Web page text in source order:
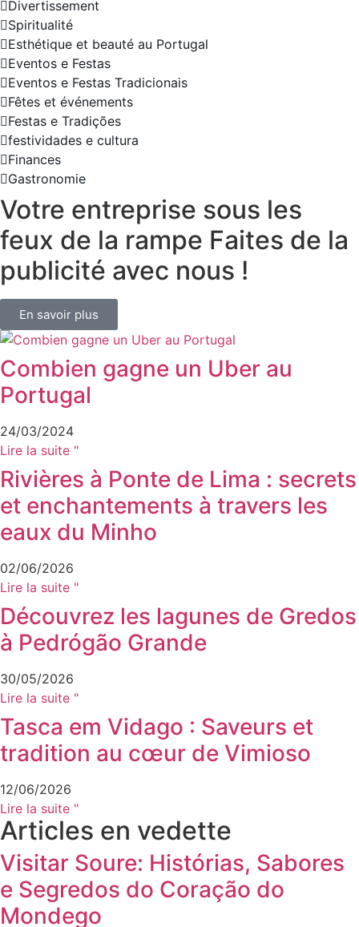
Divertissement
Spiritualité
Esthétique et beauté au Portugal
Eventos e Festas
Eventos e Festas Tradicionais
Fêtes et événements
Festas e Tradições
festividades e cultura
Finances
Gastronomie
Votre entreprise sous les
feux de la rampe Faites de la
publicité avec nous !
En savoir plus
Combien gagne un Uber au
Portugal
24/03/2024
Lire la suite "
Rivières à Ponte de Lima : secrets
et enchantements à travers les
eaux du Minho
02/06/2026
Lire la suite "
Découvrez les lagunes de Gredos
à Pedrógão Grande
30/05/2026
Lire la suite "
Tasca em Vidago : Saveurs et
tradition au cœur de Vimioso
12/06/2026
Lire la suite "
Articles en vedette
Visitar Soure: Histórias, Sabores
e Segredos do Coração do
Mondego